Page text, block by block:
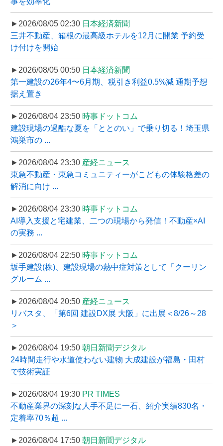
►2026/08/05 02:30 日本経済新聞
三井不動産、箱根の最高級ホテルを12月に開業 予約受
け付けを開始
►2026/08/05 00:50 日本経済新聞
第一建設の26年4〜6月期、税引き利益0.5%減 通期予想
据え置き
►2026/08/04 23:50 時事ドットコム
建設現場の過酷な夏を「ととのい」で乗り切る！埼玉県
鴻巣市の ...
►2026/08/04 23:30 産経ニュース
東急不動産・東急コミュニティーがこどもの体験格差の
解消に向け ...
►2026/08/04 23:30 時事ドットコム
AI導入支援と宅建業、二つの現場から発信！不動産×AI
の実務 ...
►2026/08/04 22:50 時事ドットコム
坂手建設(株)、建設現場の熱中症対策として「クーリン
グルーム ...
►2026/08/04 20:50 産経ニュース
リバスタ、「第6回 建設DX展 大阪」に出展＜8/26～28
＞
►2026/08/04 19:50 朝日新聞デジタル
24時間走行や水道使わない建物 大成建設が福島・田村
で技術実証
►2026/08/04 19:30 PR TIMES
不動産業界の深刻な人手不足に一石、紹介実績830名・
定着率70％超 ...
►2026/08/04 17:50 朝日新聞デジタル